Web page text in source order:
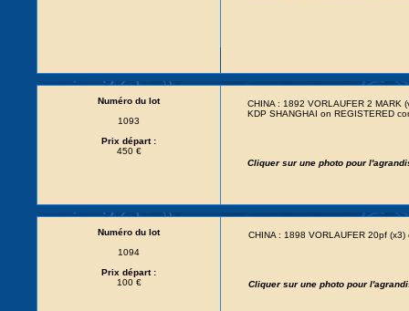
Numéro du lot
1093
Prix départ :
450 €
CHINA : 1892 VORLAUFER 2 MARK
KDP SHANGHAI on REGISTERED
Cliquer sur une photo pour
Numéro du lot
1094
Prix départ :
100 €
CHINA : 1898 VORLAUFER 20pf
Cliquer sur une photo pour